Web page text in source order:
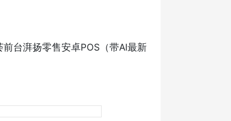
前台湃扬零售安卓POS（带AI最新